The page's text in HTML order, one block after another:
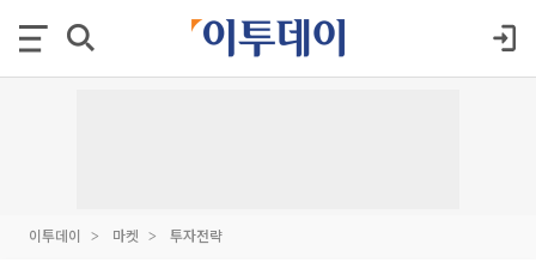
이투데이 마켓 투자전략